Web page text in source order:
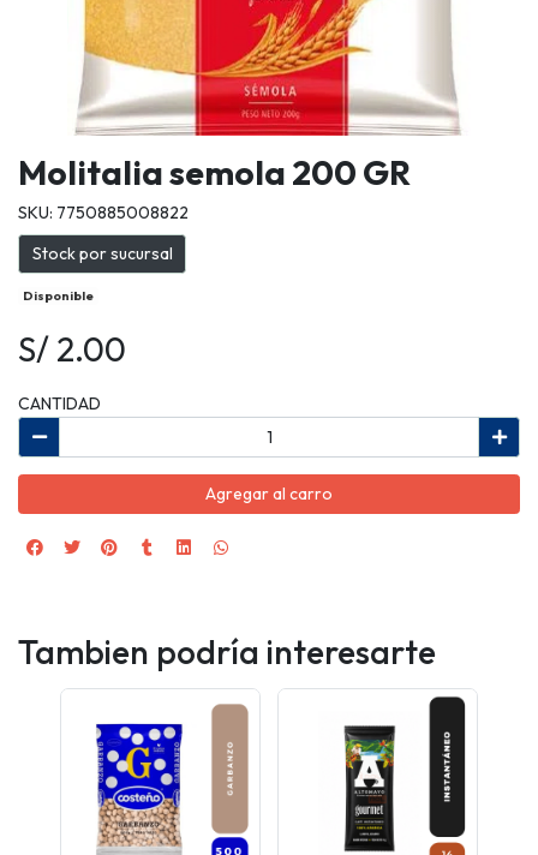
Molitalia semola 200 GR
SKU: 7750885008822
Stock por sucursal
Disponible
S/ 2.00
CANTIDAD
Agregar al carro
Tambien podría interesarte